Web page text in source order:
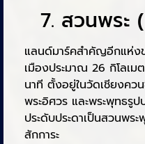
7. สวนพระ
แลนด์มาร์คสำคัญอีกแห่ง
เมืองประมาณ 26 กิโลเม
นาที ตั้งอยู่ในวัดเชียงคว
พระอิศวร และพระพุทธรู
ประดับประดาเป็นสวนพร
สักการะ